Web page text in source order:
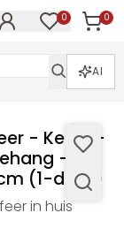
0 0
AI
- Keller -
-
(1-delig)
in huis